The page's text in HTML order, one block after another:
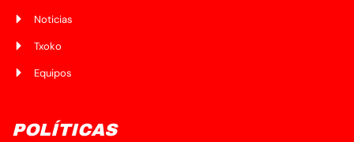
Noticias
Txoko
Equipos
POLÍTICAS